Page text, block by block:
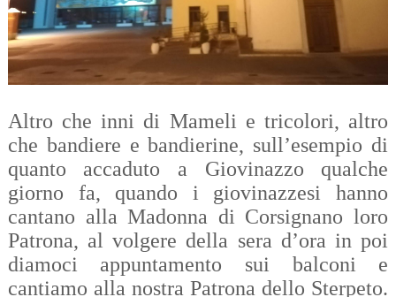
Altro che inni di Mameli e tricolori, altro
che bandiere e bandierine, sull’esempio di
quanto accaduto a Giovinazzo qualche
giorno fa, quando i giovinazzesi hanno
cantano alla Madonna di Corsignano loro
Patrona, al volgere della sera d’ora in poi
diamoci appuntamento sui balconi e
cantiamo alla nostra Patrona dello Sterpeto.